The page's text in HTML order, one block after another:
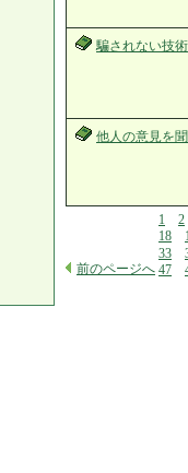
騙されない技術
他人の意見を
前のページへ
1 2
18
33
47